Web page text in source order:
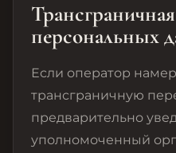
персональных
Если оператор
трансграничную
предварительно
уполномоченный